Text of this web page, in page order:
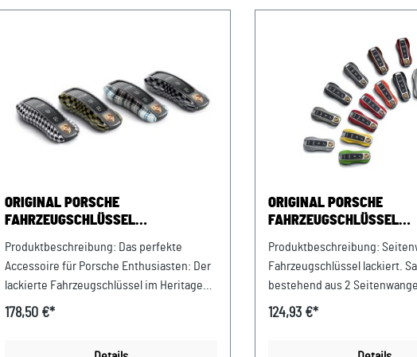
ORIGINAL PORSCHE
FAHRZEUGSCHLÜSSEL
EDITION
Produktbeschreibung: Das perfekte
Accessoire für Porsche Enthusiasten: Der
lackierte Fahrzeugschlüssel im Heritage
Design.Der vierteilige Lieferumfang
178,50 €*
ORIGINAL PORSCHE
FAHRZEUGSCHLÜSSEL
Produktbeschreibung:
Fahrzeugschlüssel lackiert.
bestehend aus 2
in ausgewählten
124,93 €*